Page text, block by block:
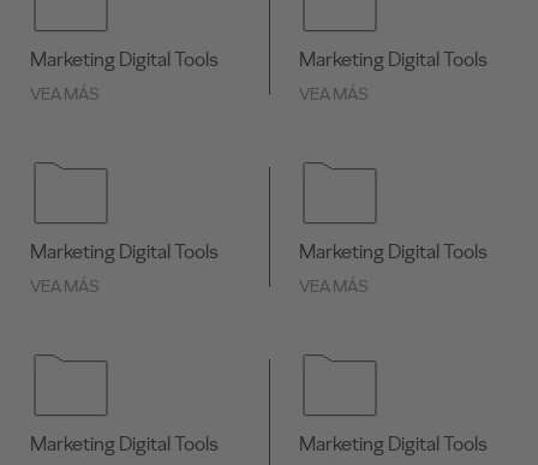
Marketing Digital Tools
VEA MÁS
Marketing Digital Tools
VEA MÁS
Marketing Digital Tools
VEA MÁS
Marketing Digital Tools
VEA MÁS
Marketing Digital Tools Marketing Digital Tools